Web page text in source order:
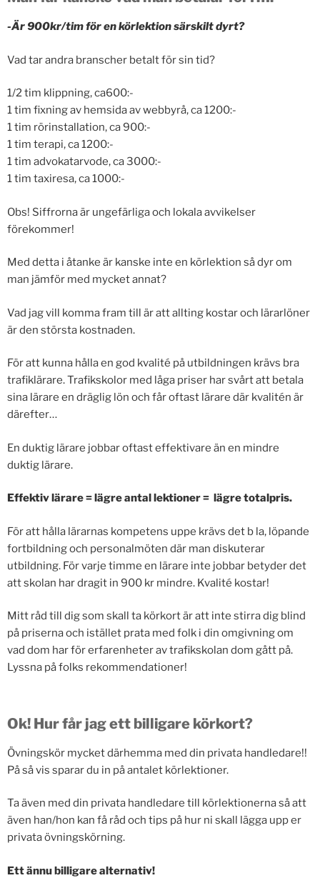
-Är 900kr/tim för en körlektion särskilt dyrt?
Vad tar andra branscher betalt för sin tid?
1/2 tim klippning, ca600:-
1 tim fixning av hemsida av webbyrå, ca 1200:-
1 tim rörinstallation, ca 900:-
1 tim terapi, ca 1200:-
1 tim advokatarvode, ca 3000:-
1 tim taxiresa, ca 1000:-
Obs! Siffrorna är ungefärliga och lokala avvikelser
förekommer!
Med detta i åtanke är kanske inte en körlektion så dyr om
man jämför med mycket annat?
Vad jag vill komma fram till är att allting kostar och lärarlöner
är den största kostnaden.
För att kunna hålla en god kvalité på utbildningen krävs bra
trafiklärare. Trafikskolor med låga priser har svårt att betala
sina lärare en dräglig lön och får oftast lärare där kvalitén är
därefter…
En duktig lärare jobbar oftast effektivare än en mindre
duktig lärare.
Effektiv lärare = lägre antal lektioner = lägre totalpris.
För att hålla lärarnas kompetens uppe krävs det b la, löpande
fortbildning och personalmöten där man diskuterar
utbildning. För varje timme en lärare inte jobbar betyder det
att skolan har dragit in 900 kr mindre. Kvalité kostar!
Mitt råd till dig som skall ta körkort är att inte stirra dig blind
på priserna och istället prata med folk i din omgivning om
vad dom har för erfarenheter av trafikskolan dom gått på.
Lyssna på folks rekommendationer!
Ok! Hur får jag ett billigare körkort?
Övningskör mycket därhemma med din privata handledare!!
På så vis sparar du in på antalet körlektioner.
Ta även med din privata handledare till körlektionerna så att
även han/hon kan få råd och tips på hur ni skall lägga upp er
privata övningskörning.
Ett ännu billigare alternativ!